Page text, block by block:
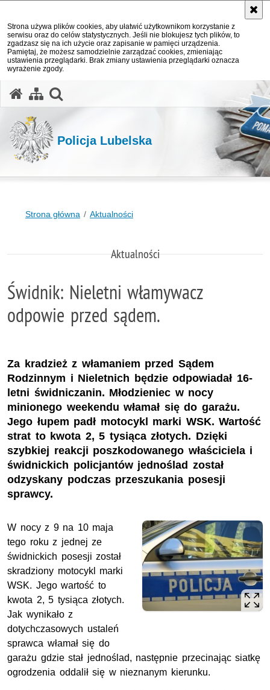
Strona używa plików cookies, aby ułatwić użytkownikom korzystanie z
serwisu oraz do celów statystycznych. Jeśli nie blokujesz tych plików, to
zgadzasz się na ich użycie oraz zapisanie w pamięci urządzenia.
Pamiętaj, że możesz samodzielnie zarządzać cookies, zmieniając
ustawienia przeglądarki. Brak zmiany ustawienia przeglądarki oznacza
wyrażenie zgody.
Policja Lubelska
Strona główna Aktualności
Aktualności
Świdnik: Nieletni włamywacz
odpowie przed sądem.
Za kradzież z włamaniem przed Sądem
Rodzinnym i Nieletnich będzie odpowiadał 16-
letni świdniczanin. Młodzieniec w nocy
minionego weekendu włamał się do garażu.
Jego łupem padł motocykl marki WSK. Wartość
strat to kwota 2, 5 tysiąca złotych. Dzięki
szybkiej reakcji poszkodowanego właściciela i
świdnickich policjantów jednoślad został
odzyskany podczas przeszukania posesji
sprawcy.
W nocy z 9 na 10 maja
tego roku z jednej ze
świdnickich posesji został
skradziony motocykl marki
WSK. Jego wartość to
kwota 2, 5 tysiąca złotych.
Jak wynikało z
dotychczasowych ustaleń
sprawca włamał się do
garażu gdzie stał jednoślad, następnie przecinając siatkę
ogrodzenia oddalił się w nieznanym kierunku.